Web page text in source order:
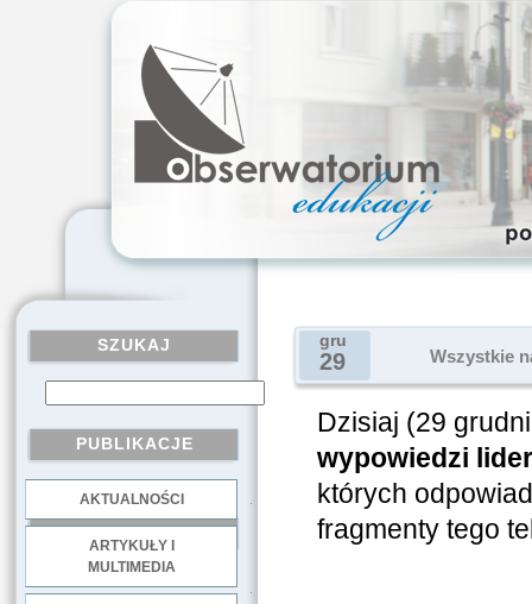
SZUKAJ
PUBLIKACJE
AKTUALNOŚCI
ARTYKUŁY I
MULTIMEDIA
gru
29 Wszystkie
Dzisiaj (29
wypowiedzi
których
fragmenty tego